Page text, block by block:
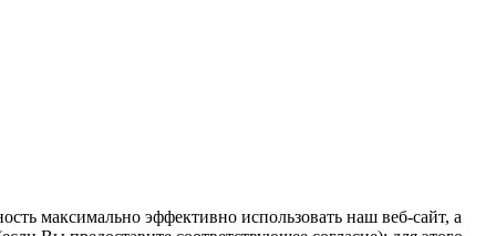
максимально эффективно использовать наш веб-сайт, а